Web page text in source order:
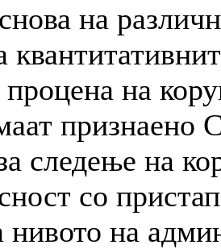
на
на
признаено
следење на
со
на